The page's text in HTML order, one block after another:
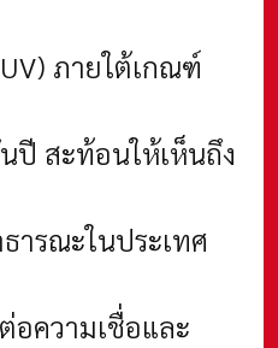
ภายใต้เกณฑ์
ปี สะท้อนให้เห็นถึง
ารณะในประเทศ
ความเชื่อและ